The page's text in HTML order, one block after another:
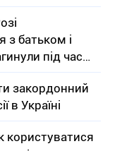
з батьком і
під час
закордонний
в Україні
користуватися